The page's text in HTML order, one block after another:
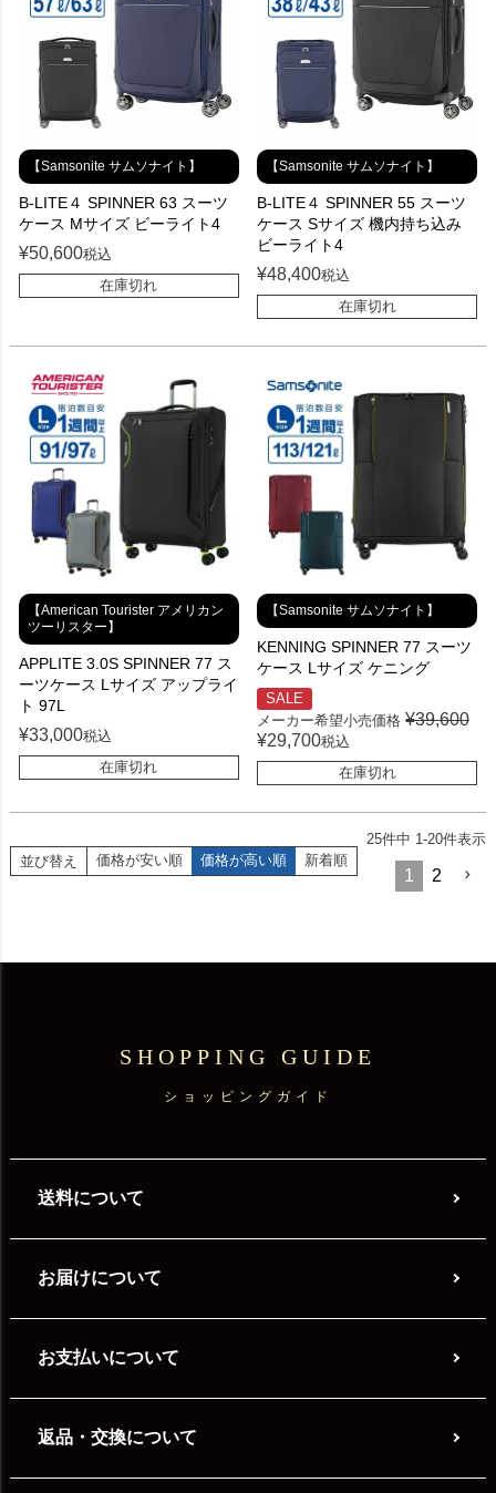
【Samsonite サムソナイト】
B-LITE４ SPINNER 63 スーツ
ケース Mサイズ ビーライト4
¥50,600税込
在庫切れ
【Samsonite サムソナイト】
B-LITE４ SPINNER 55 スーツ
ケース Sサイズ 機内持ち込み
ビーライト4
¥48,400税込
在庫切れ
【American Tourister アメリカン
ツーリスター】
APPLITE 3.0S SPINNER 77 ス
ーツケース Lサイズ アップライ
ト 97L
¥33,000税込
在庫切れ
【Samsonite サムソナイト】
KENNING SPINNER 77 スーツ
ケース Lサイズ ケニング
SALE
メーカー希望小売価格 ¥39,600
¥29,700税込
在庫切れ
並び替え 価格が安い順 価格が高い順 新着順
25件中 1-20件表示
1 2
SHOPPING GUIDE
ショッピングガイド
送料について
お届けについて
お支払いについて
返品・交換について